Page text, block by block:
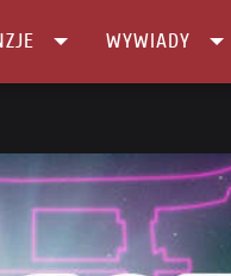
WYWIADY